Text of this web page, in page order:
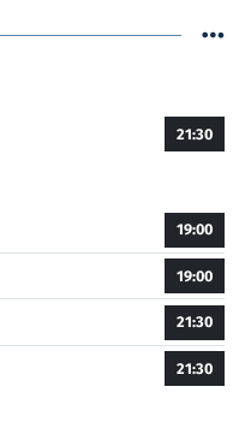
21:30
19:00
19:00
21:30
21:30